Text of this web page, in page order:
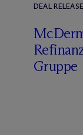
DEAL RELEASE
Mc
Gruppe